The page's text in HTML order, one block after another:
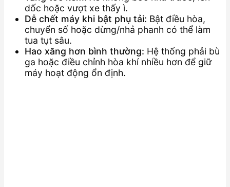
dốc hoặc vượt xe thấy ì.
Dễ chết máy khi bật phụ tải: Bật điều hòa,
chuyển số hoặc dừng/nhả phanh có thể làm
tua tụt sâu.
Hao xăng hơn bình thường: Hệ thống phải bù
ga hoặc điều chỉnh hòa khí nhiều hơn để giữ
máy hoạt động ổn định.